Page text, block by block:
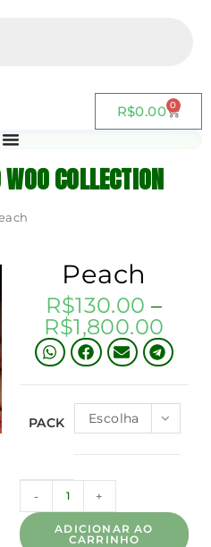
R$0.00 0
COLLECTION
Peach
R$130.00 –
R$1,800.00
PACK
Escolha
- +
ADICIONAR AO
CARRINHO